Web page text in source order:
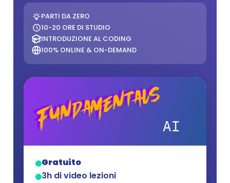
PARTI DA ZERO
10-20 ORE DI STUDIO
INTRODUZIONE AL CODING
100% ONLINE & ON-DEMAND
Gratuito
3h di video lezioni